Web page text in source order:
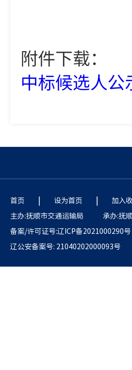
附件下载：
中标候选人
首页 | 设为首页 | 加入
主办:抚顺市交通运输局
承办:抚
备案/许可证号:辽ICP备2021000290号
辽公安备案号: 21040202000093号